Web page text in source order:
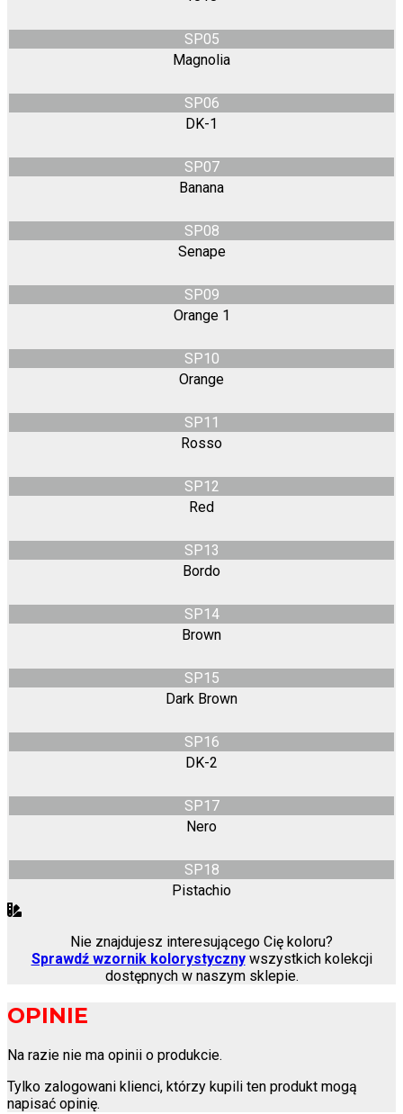
SP05
Magnolia
SP06
DK-1
SP07
Banana
SP08
Senape
SP09
Orange 1
SP10
Orange
SP11
Rosso
SP12
Red
SP13
Bordo
SP14
Brown
SP15
Dark Brown
SP16
DK-2
SP17
Nero
SP18
Pistachio
Nie znajdujesz interesującego Cię koloru?
Sprawdź wzornik kolorystycznywszystkich kolekcji
dostępnych w naszym sklepie.
OPINIE
Na razie nie ma opinii o produkcie.
Tylko zalogowani klienci, którzy kupili ten produkt mogą
napisać opinię.